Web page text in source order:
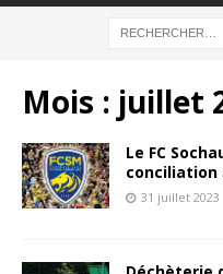
Mois : juillet
Le FC
conciliation
31 juillet 2023